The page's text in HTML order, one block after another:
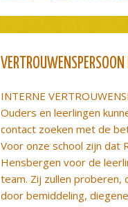
INTERNE
Ouders en leerlingen
contact zoeken met de
Voor onze school zijn dat
Hensbergen voor de
team. Zij zullen
door bemiddeling,